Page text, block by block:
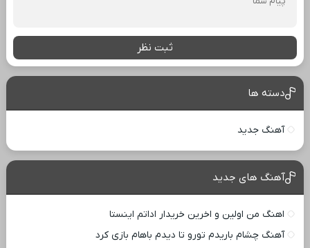
ثبت نظر
دسته ها
آهنگ جدید
آهنگ های جدید
اهنگ من اولین و اخرین خریدار اداتم اینستا
آهنگ چشام باریدم تورو تا دیدم باهام بازی کرد